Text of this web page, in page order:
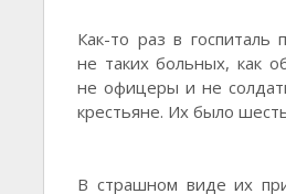
Как-то раз в госпиталь
не таких больных, как
не офицеры и не
крестьяне. Их было
В страшном виде их